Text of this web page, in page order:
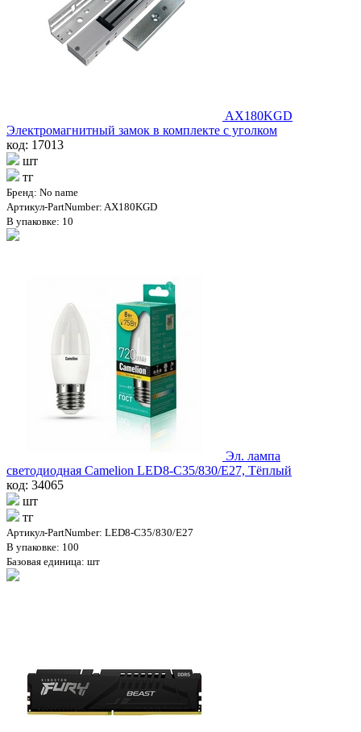
AX180KGD
Электромагнитный замок в комплекте с уголком
код: 17013
шт
тг
Бренд: No name
Артикул-PartNumber: AX180KGD
В упаковке: 10
Эл. лампа
светодиодная Camelion LED8-C35/830/E27, Тёплый
код: 34065
шт
тг
Артикул-PartNumber: LED8-C35/830/E27
В упаковке: 100
Базовая единица: шт